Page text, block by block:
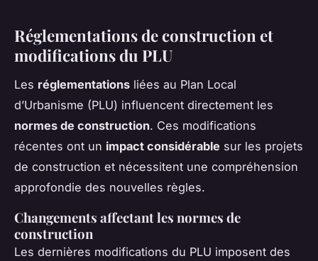
Réglementations de construction et
modifications du PLU
Les réglementations liées au Plan Local
d’Urbanisme (PLU) influencent directement les
normes de construction. Ces modifications
récentes ont un impact considérable sur les projets
de construction et nécessitent une compréhension
approfondie des nouvelles règles.
Changements affectant les normes de
construction
Les dernières modifications du PLU imposent des